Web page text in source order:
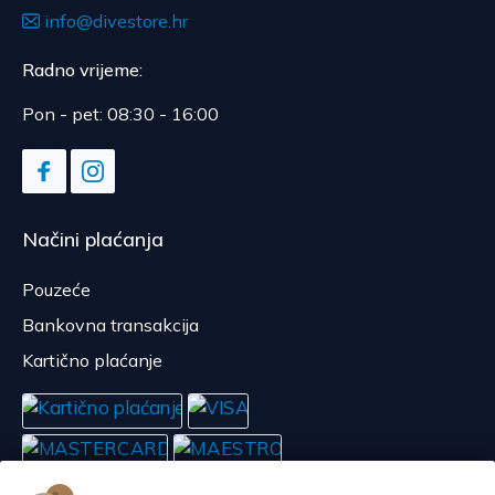
info@divestore.hr
Radno vrijeme:
Pon - pet: 08:30 - 16:00
Načini plaćanja
Pouzeće
Bankovna transakcija
Kartično plaćanje